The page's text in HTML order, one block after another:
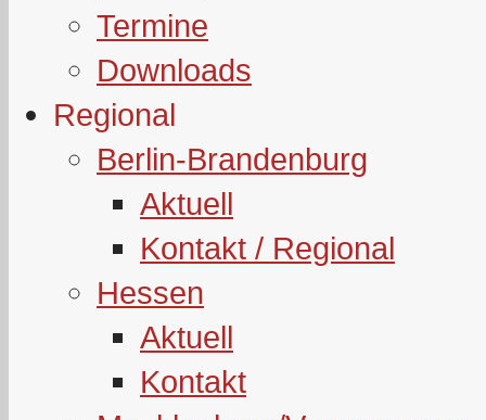
Termine
Downloads
Regional
Berlin-Brandenburg
Aktuell
Kontakt / Regional
Hessen
Aktuell
Kontakt